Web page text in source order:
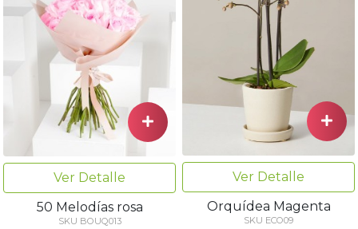
Ver Detalle
50 Melodías rosa
SKU BOUQ013
Ver Detalle
Orquídea Magenta
SKU ECO09